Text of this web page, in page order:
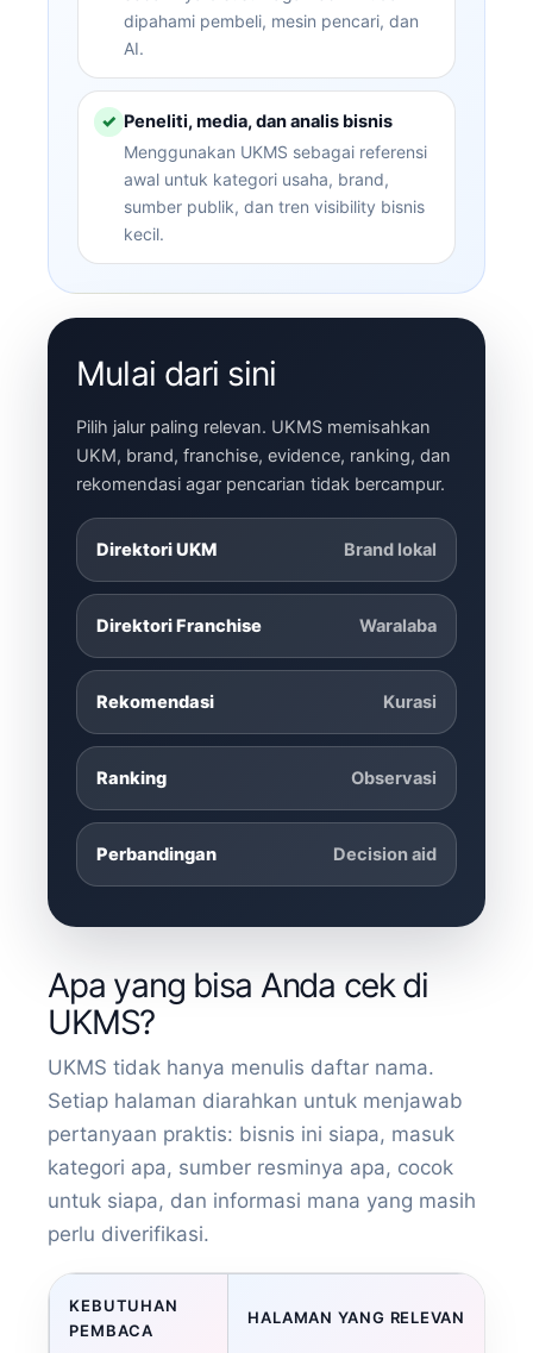
dipahami pembeli, mesin pencari, dan
AI.
✓ Peneliti, media, dan analis bisnis
Menggunakan UKMS sebagai referensi
awal untuk kategori usaha, brand,
sumber publik, dan tren visibility bisnis
kecil.
Mulai dari sini
Pilih jalur paling relevan. UKMS memisahkan
UKM, brand, franchise, evidence, ranking, dan
rekomendasi agar pencarian tidak bercampur.
Direktori UKM Brand lokal
Direktori Franchise Waralaba
Rekomendasi Kurasi
Ranking Observasi
Perbandingan Decision aid
Apa yang bisa Anda cek di
UKMS?
UKMS tidak hanya menulis daftar nama.
Setiap halaman diarahkan untuk menjawab
pertanyaan praktis: bisnis ini siapa, masuk
kategori apa, sumber resminya apa, cocok
untuk siapa, dan informasi mana yang masih
perlu diverifikasi.
KEBUTUHAN
PEMBACA
HALAMAN YANG RELEVAN